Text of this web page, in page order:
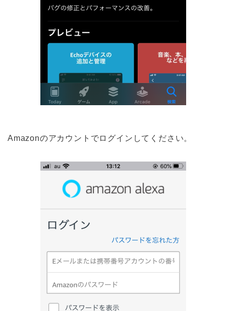
Amazonのアカウントでログインしてください。